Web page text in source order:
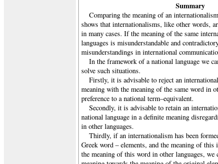
Summary
Comparing the meaning of an
shows that internationalisms, like other words,
in many cases. If the meaning of the same
languages is misunderstandable and
misunderstandings in international
In the framework of a national language we
solve such situations.
Firstly, it is advisable to reject an
meaning with the meaning of the same word in
preference to a national term–equivalent.
Secondly, it is advisable to retain an
national language in a definite meaning
in other languages.
Thirdly, if an internationalism has been
Greek word – elements, and the meaning of
the meaning of this word in other languages,